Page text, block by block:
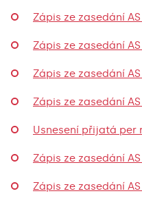
Zápis ze zasedání
Zápis ze zasedání AS
Zápis ze zasedání
Zápis ze zasedání
Usnesení přijatá per
Zápis ze zasedání
Zápis ze zasedání